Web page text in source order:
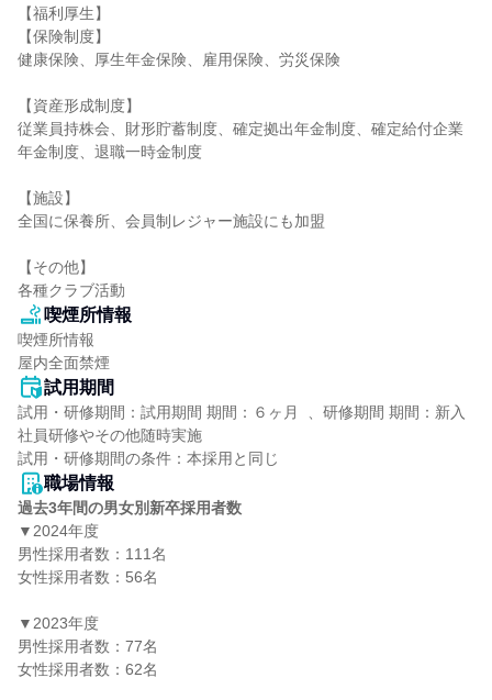
【福利厚生】
【保険制度】
健康保険、厚生年金保険、雇用保険、労災保険
【資産形成制度】
従業員持株会、財形貯蓄制度、確定拠出年金制度、確定給付企業
年金制度、退職一時金制度
【施設】
全国に保養所、会員制レジャー施設にも加盟
【その他】
各種クラブ活動
喫煙所情報
喫煙所情報
屋内全面禁煙
試用期間
試用・研修期間：試用期間 期間：６ヶ月  、研修期間 期間：新入
社員研修やその他随時実施
職場情報
過去3年間の男女別新卒採用者数
▼2024年度
男性採用者数：111名
女性採用者数：56名
▼2023年度
男性採用者数：77名
女性採用者数：62名